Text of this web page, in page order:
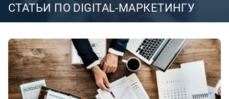
СТАТЬИ ПО DIGITAL-МАРКЕТИНГУ